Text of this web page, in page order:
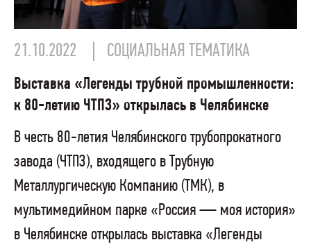
21.10.2022 СОЦИАЛЬНАЯ ТЕМАТИКА
Выставка «Легенды трубной промышленности:
к 80-летию ЧТПЗ» открылась в Челябинске
В честь 80-летия Челябинского трубопрокатного
завода (ЧТПЗ), входящего в Трубную
Металлургическую Компанию (ТМК), в
мультимедийном парке «Россия — моя история»
в Челябинске открылась выставка «Легенды